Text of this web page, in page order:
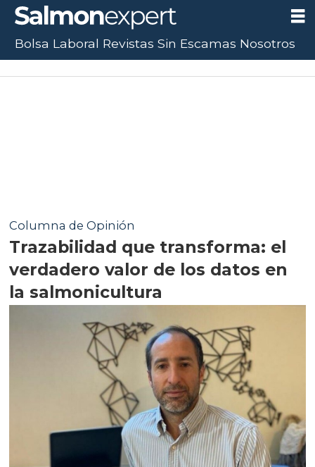
Columna de Opinión
Trazabilidad que transforma: el
verdadero valor de los datos en
la salmonicultura
Bolsa Laboral Revistas Sin Escamas Nosotros